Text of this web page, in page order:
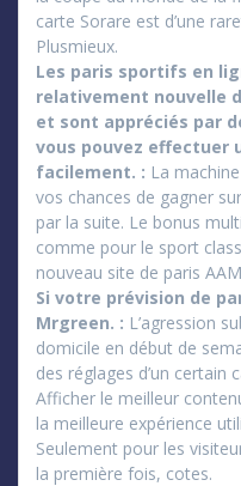
carte Sorare est d’une
Plusmieux.
Les paris sportifs en
relativement nouvelle
et sont appréciés par
vous pouvez effectuer
facilement. : La
vos chances de gagner
par la suite. Le bonus
comme pour le sport
nouveau site de paris
Si votre prévision de
Mrgreen. : L’agression
domicile en début de
des réglages d’un certain
Afficher le meilleur
la meilleure expérience
Seulement pour les
la première fois, cotes.